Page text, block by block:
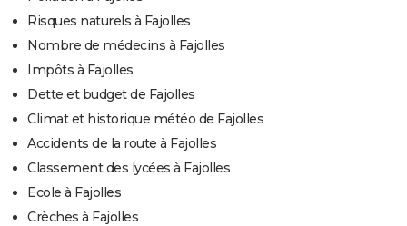
Risques naturels à Fajolles
Nombre de médecins à Fajolles
Impôts à Fajolles
Dette et budget de Fajolles
Climat et historique météo de Fajolles
Accidents de la route à Fajolles
Classement des lycées à Fajolles
Ecole à Fajolles
Crèches à Fajolles